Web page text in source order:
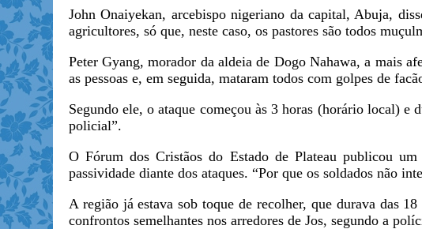
John Onaiyekan, arcebispo nigeriano da capital, Abuja,
agricultores, só que, neste caso, os pastores são todos
Peter Gyang, morador da aldeia de Dogo Nahawa, a mais
as pessoas e, em seguida, mataram todos com golpes de
Segundo ele, o ataque começou às 3 horas (horário local)
policial”.
O Fórum dos Cristãos do Estado de Plateau publicou
passividade diante dos ataques. “Por que os soldados não
A região já estava sob toque de recolher, que durava das
confrontos semelhantes nos arredores de Jos, segundo a